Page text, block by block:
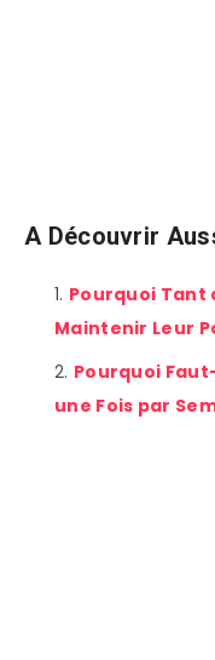
A Découvrir
Pourquoi Tant
Maintenir Leur
Pourquoi
une Fois par